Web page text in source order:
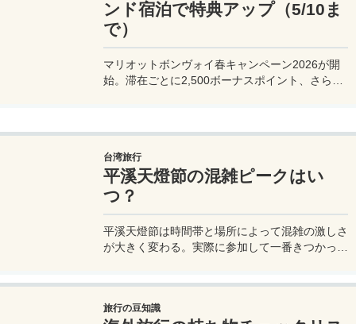
ンド宿泊で特典アップ（5/10ま
で）
マリオットボンヴォイ春キャンペーン2026が開
始。滞在ごとに2,500ボーナスポイント、さらに
台湾旅行
平溪天燈節の混雑ピークはい
つ？
平溪天燈節は時間帯と場所によって混雑の激しさ
が大きく変わる。実際に参加して一番きつかった
旅行の豆知識